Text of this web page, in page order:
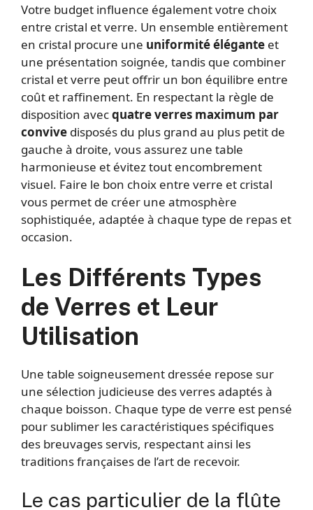
Votre budget influence également votre choix
entre cristal et verre. Un ensemble entièrement
en cristal procure une uniformité élégante et
une présentation soignée, tandis que combiner
cristal et verre peut offrir un bon équilibre entre
coût et raffinement. En respectant la règle de
disposition avecquatre verres maximum par
convive disposés du plus grand au plus petit de
gauche à droite, vous assurez une table
harmonieuse et évitez tout encombrement
visuel. Faire le bon choix entre verre et cristal
vous permet de créer une atmosphère
sophistiquée, adaptée à chaque type de repas et
occasion.
Les Différents Types
de Verres et Leur
Utilisation
Une table soigneusement dressée repose sur
une sélection judicieuse des verres adaptés à
chaque boisson. Chaque type de verre est pensé
pour sublimer les caractéristiques spécifiques
des breuvages servis, respectant ainsi les
traditions françaises de l’art de recevoir.
Le cas particulier de la flûte